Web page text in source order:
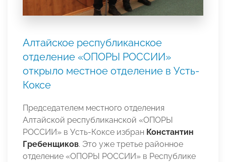
Алтайское республиканское
отделение «ОПОРЫ РОССИИ»
открыло местное отделение в Усть-
Коксе
Председателем местного отделения
Алтайской республиканской «ОПОРЫ
РОССИИ» в Усть-Коксе избран Константин
Гребенщиков. Это уже третье районное
отделение «ОПОРЫ РОССИИ» в Республике